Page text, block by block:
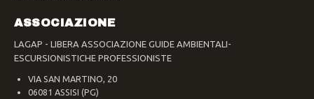
ASSOCIAZIONE
LAGAP - LIBERA ASSOCIAZIONE GUIDE AMBIENTALI-
ESCURSIONISTICHE PROFESSIONISTE
VIA SAN MARTINO, 20
06081 ASSISI (PG)